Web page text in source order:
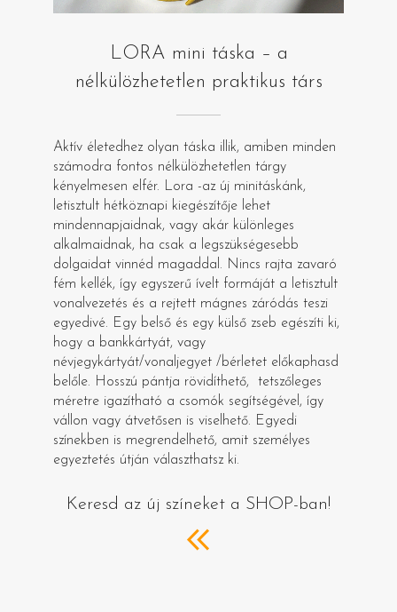
LORA mini táska – a
nélkülözhetetlen praktikus társ
Aktív életedhez olyan táska illik, amiben minden
számodra fontos nélkülözhetetlen tárgy
kényelmesen elfér. Lora -az új minitáskánk,
letisztult hétköznapi kiegészítője lehet
mindennapjaidnak, vagy akár különleges
alkalmaidnak, ha csak a legszükségesebb
dolgaidat vinnéd magaddal. Nincs rajta zavaró
fém kellék, így egyszerű ívelt formáját a letisztult
vonalvezetés és a rejtett mágnes záródás teszi
egyedivé. Egy belső és egy külső zseb egészíti ki,
hogy a bankkártyát, vagy
névjegykártyát/vonaljegyet /bérletet előkaphasd
belőle. Hosszú pántja rövidíthető, tetszőleges
méretre igazítható a csomók segítségével, így
vállon vagy átvetősen is viselhető. Egyedi
színekben is megrendelhető, amit személyes
egyeztetés útján választhatsz ki.
Keresd az új színeket a SHOP-ban!